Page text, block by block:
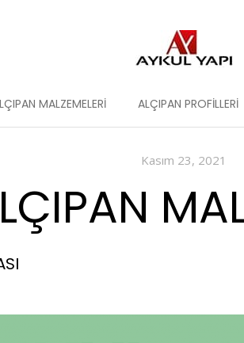
MALZEMELERI ALÇIPAN PROFILLERI
Kasım 23, 2021